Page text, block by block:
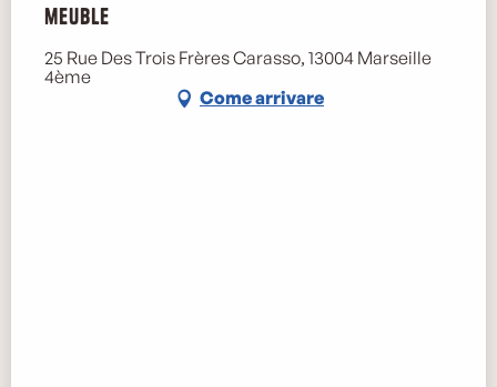
meuble
25 Rue Des Trois Frères Carasso, 13004 Marseille
4ème
Come arrivare